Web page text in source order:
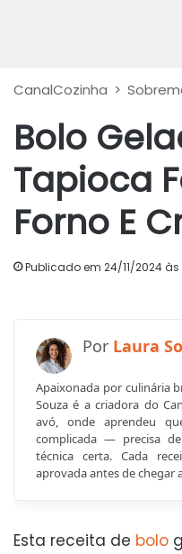
CanalCozinha >
Bolo
Tapioca
Forno E
Publicado em 24/11/2024 às
Laura
Apaixonada por culinária
Souza é a criadora do
avó, onde aprendeu
complicada — precisa
técnica certa. Cada
aprovada antes de chegar
Esta receita de bolo